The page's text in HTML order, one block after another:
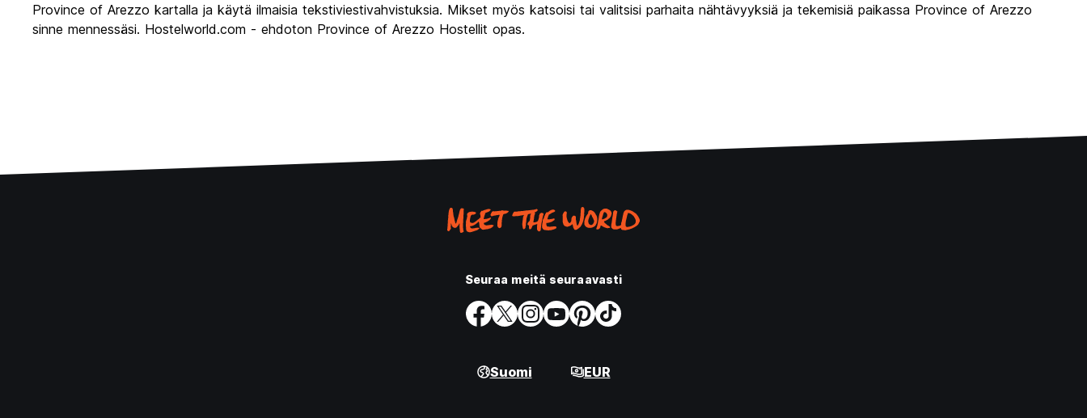
Province of Arezzo kartalla ja käytä ilmaisia tekstiviestivahvistuksia. Mikset myös katsoisi tai valitsisi parhaita nähtävyyksiä ja tekemisiä paikassa Province of Arezzo
sinne mennessäsi. Hostelworld.com - ehdoton Province of Arezzo Hostellit opas.
Seuraa meitä seuraavasti
Suomi EUR